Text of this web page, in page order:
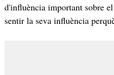
d'influència important sobre
sentir la seva influència